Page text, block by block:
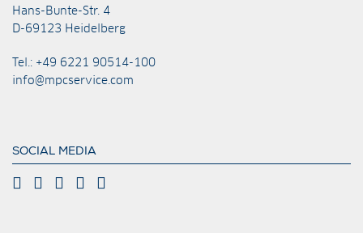
Hans-Bunte-Str. 4
D-69123 Heidelberg
Tel.: +49 6221 90514-100
info@mpcservice.com
SOCIAL MEDIA